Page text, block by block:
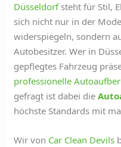
Düsseldorfsteht für Stil,
sich nicht nur in der
widerspiegeln, sondern
Autobesitzer. Wer in
gepflegtes Fahrzeug
professionelle
gefragt ist dabei die
höchste Standards mit
Wir von Car Clean Devils